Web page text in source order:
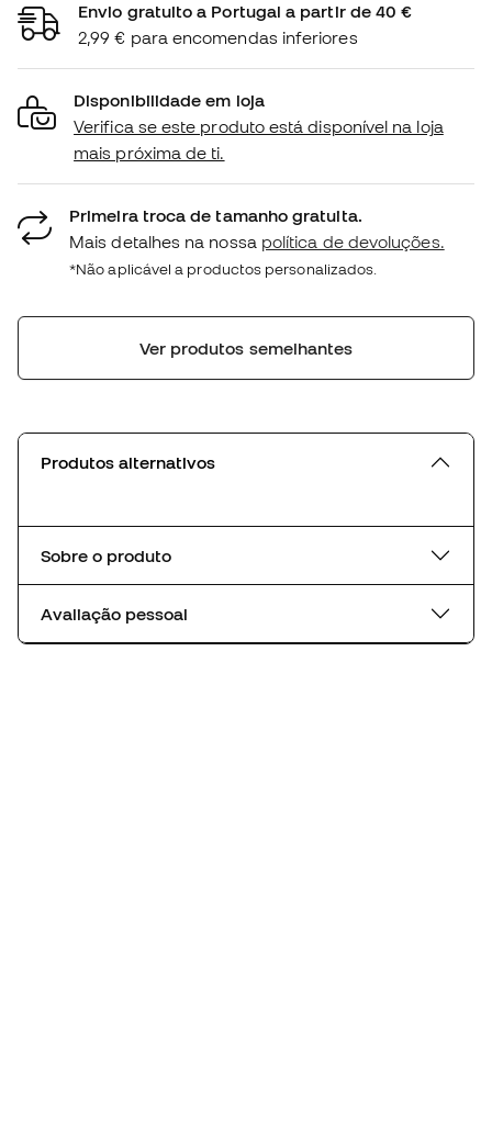
Envio gratuito a Portugal a partir de 40 €
2,99 € para encomendas inferiores
Disponibilidade em loja
Verifica se este produto está disponível na loja
mais próxima de ti.
Primeira troca de tamanho gratuita.
Mais detalhes na nossa política de devoluções.
*Não aplicável a productos personalizados.
Ver produtos semelhantes
Produtos alternativos
Sobre o produto
Avaliação pessoal